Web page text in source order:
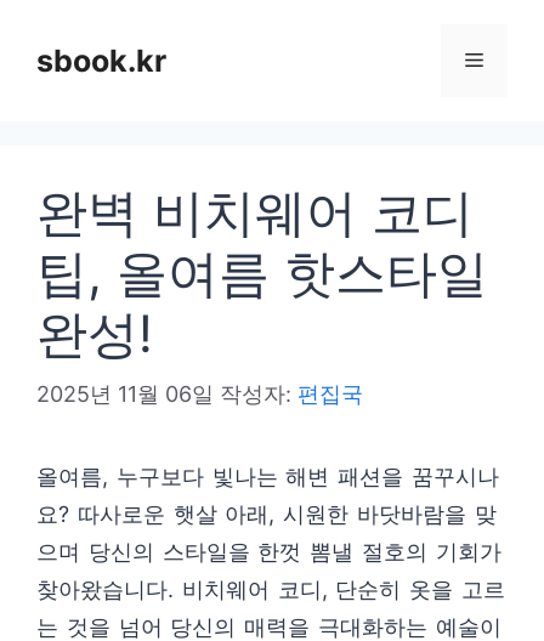
sbook.kr 메
완벽 비치웨어 코디
팁, 올여름 핫스타일
완성!
2025년 11월 06일 작성자: 편집국
올여름, 누구보다 빛나는 해변 패션을 꿈꾸시나
요? 따사로운 햇살 아래, 시원한 바닷바람을 맞
으며 당신의 스타일을 한껏 뽐낼 절호의 기회가
찾아왔습니다. 비치웨어 코디, 단순히 옷을 고르
는 것을 넘어 당신의 매력을 극대화하는 예술이